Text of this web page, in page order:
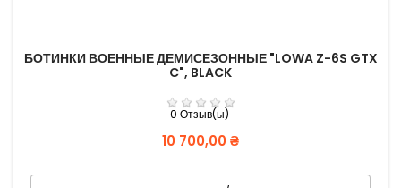
БОТИНКИ ВОЕННЫЕ ДЕМИСЕЗОННЫЕ "LOWA Z-6S GTX
C", BLACK
0 Отзыв(ы)
Цена
10 700,00 ₴